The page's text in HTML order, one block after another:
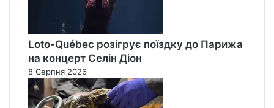
Loto-Québec розігрує поїздку до Парижа
на концерт Селін Діон
8 Серпня 2026